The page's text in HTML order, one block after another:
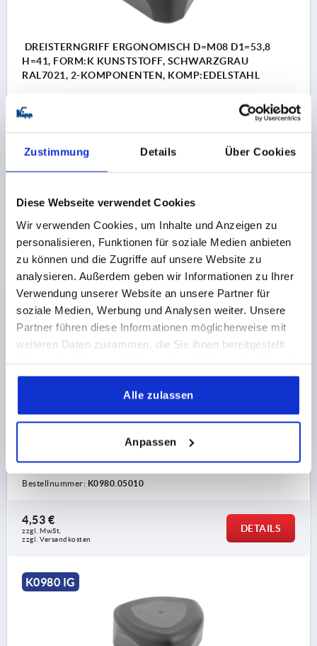
Zustimmung Details Über Cookies
Diese Webseite verwendet Cookies
Wir verwenden Cookies, um Inhalte und Anzeigen zu
personalisieren, Funktionen für soziale Medien anbieten
zu können und die Zugriffe auf unsere Website zu
analysieren. Außerdem geben wir Informationen zu Ihrer
Verwendung unserer Website an unsere Partner für
soziale Medien, Werbung und Analysen weiter. Unsere
Partner führen diese Informationen möglicherweise mit
weiteren Daten zusammen, die Sie ihnen bereitgestellt
gesammelt haben.
Alle zulassen
Anpassen
DREISTERNGRIFF ERGONOMISCH D=M08 D1=53,8
H=41, FORM:K KUNSTSTOFF, SCHWARZGRAU
RAL7021, 2-KOMPONENTEN, KOMP:EDELSTAHL
MATERIAL KOMPONENTE=EDELSTAHL
GEWINDE=M8
D2=23,9
Bestellnummer:K0980.05008
zzgl. MwSt.
K0980 IG
DREISTERNGRIFF ERGONOMISCH D=M10 D1=53,8
RAL7021, 2-KOMPONENTEN, KOMP:EDELSTAHL
AUSSENDURCHMESSER=53,8
HÖHE=41
H1=6 GEWINDETIEFE=17
Bestellnummer: K0980.05010
4,53 €
zzgl. MwSt.
zzgl. Versandkosten
DETAILS
K0980 IG